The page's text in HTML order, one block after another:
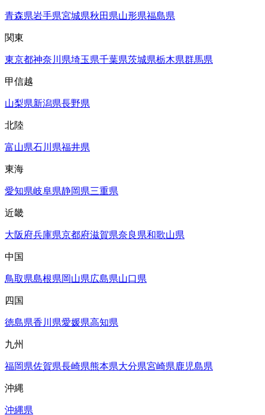
青森県岩手県宮城県秋田県山形県福島県
関東
東京都神奈川県埼玉県千葉県茨城県栃木県群馬県
甲信越
山梨県新潟県長野県
北陸
富山県石川県福井県
東海
愛知県岐阜県静岡県三重県
近畿
大阪府兵庫県京都府滋賀県奈良県和歌山県
中国
鳥取県島根県岡山県広島県山口県
四国
徳島県香川県愛媛県高知県
九州
福岡県佐賀県長崎県熊本県大分県宮崎県鹿児島県
沖縄
沖縄県